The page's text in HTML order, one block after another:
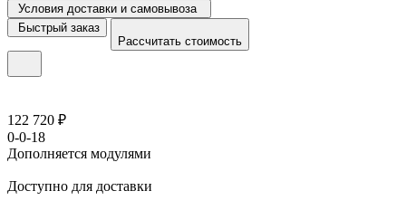
Условия доставки и самовывоза
Быстрый заказ
Рассчитать стоимость
122 720 ₽
0-0-18
Дополняется модулями
Доступно для доставки